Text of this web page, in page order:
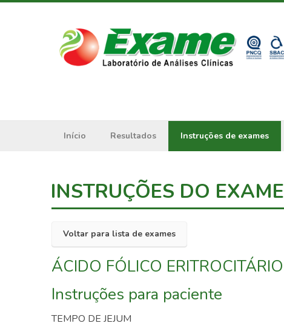
Início Resultados Instruções de exames
INSTRUÇÕES DO EXAME
Voltar para lista de exames
ÁCIDO FÓLICO ERITROCITÁRIO
Instruções para paciente
TEMPO DE JEJUM